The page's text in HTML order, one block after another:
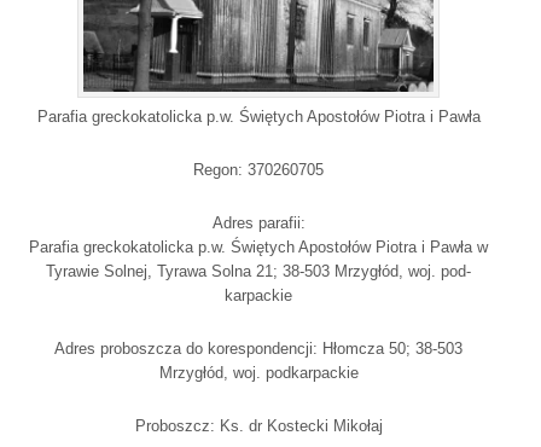
Parafia greckokatolicka p.w. Świętych Apostołów Piotra i Pawła
Regon: 370260705
Adres parafii:
Parafia greckokatolicka p.w. Świętych Apostołów Piotra i Pawła w
Tyrawie Solnej, Tyrawa Solna 21; 38-503 Mrzygłód, woj. pod-
karpackie
Adres proboszcza do korespondencji: Hłomcza 50; 38-503
Mrzygłód, woj. podkarpackie
Proboszcz: Ks. dr Kostecki Mikołaj